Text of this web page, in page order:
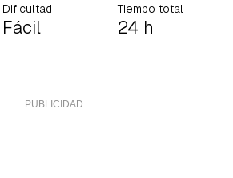
Dificultad
Fácil
Tiempo total
24 h